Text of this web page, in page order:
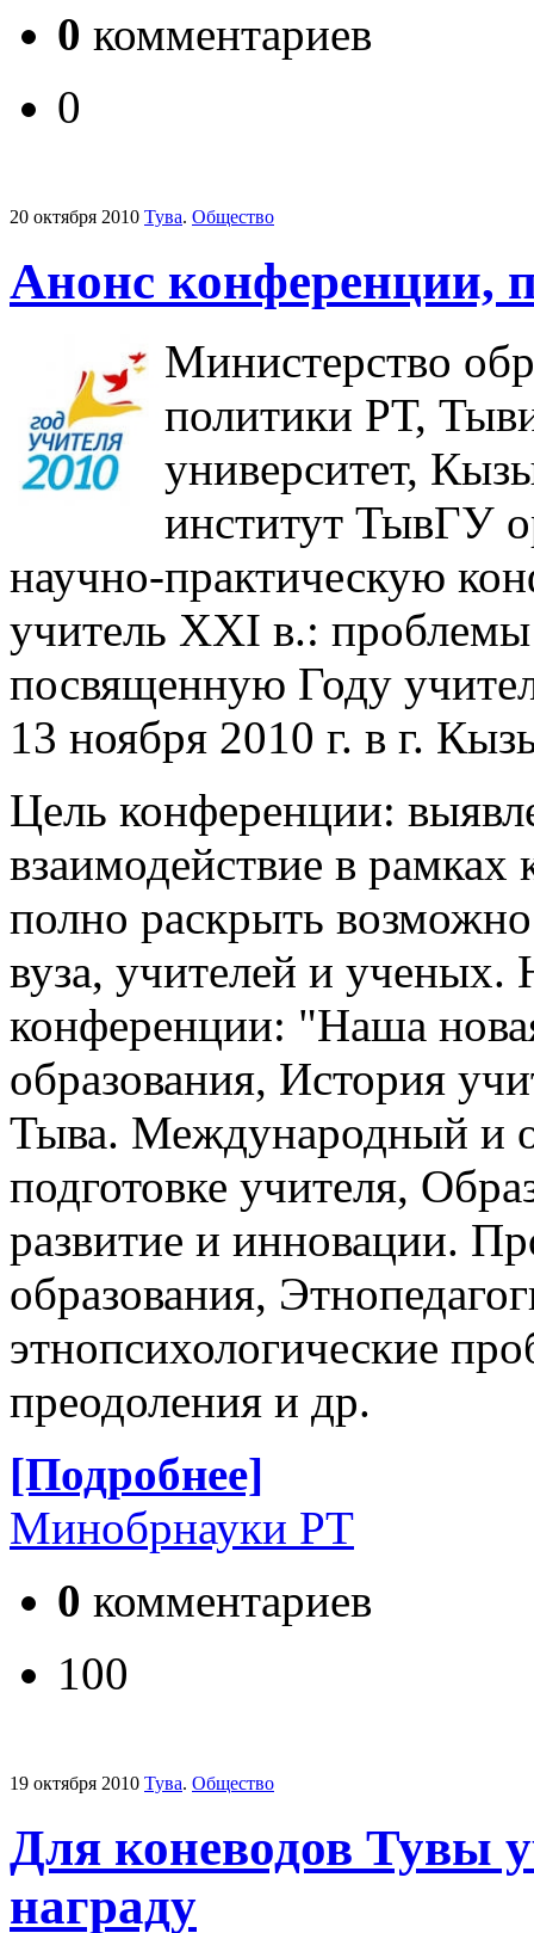
0 комментариев
0
20 октября 2010 Тува. Общество
Анонс конференции,
Министерство
политики РТ,
университет,
институт ТывГУ
научно-практическую
учитель XXI в.:
посвященную Году
13 ноября 2010 г. в г.
Цель конференции:
взаимодействие в рамках
полно раскрыть
вуза, учителей и ученых.
конференции: "Наша
образования, История
Тыва. Международный и
подготовке учителя,
развитие и инновации.
образования,
этнопсихологические
преодоления и др.
[Подробнее]
Минобрнауки РТ
0 комментариев
100
19 октября 2010 Тува. Общество
Для коневодов Тувы
награду